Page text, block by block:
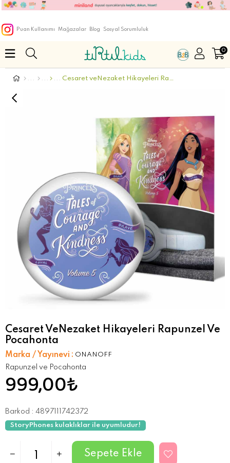
Puan Kullanımı Mağazalar Blog Sosyal Sorumluluk
0
Cesaret veNezaket Hikayeleri Rapunzel ve Pocahonta
Cesaret VeNezaket Hikayeleri Rapunzel Ve
Pocahonta
Marka / Yayınevi : ONANOFF
Rapunzel ve Pocahonta
999,00₺
Barkod : 4897111742372
StoryPhones kulaklıklar ile uyumludur!